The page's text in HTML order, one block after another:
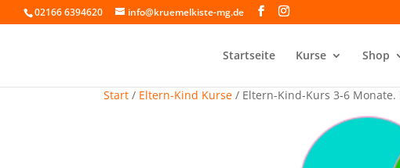
02166 6394620 info@kruemelkiste-mg.de
Startseite Kurse Shop
Start / Eltern-Kind Kurse / Eltern-Kind-Kurs 3-6 Monate.